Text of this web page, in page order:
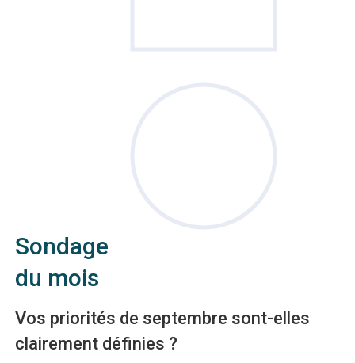
Sondage
du mois
Vos priorités de septembre sont-elles
clairement définies ?